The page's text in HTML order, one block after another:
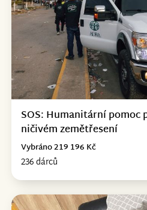
SOS: Humanitární pomoc
ničivém zemětřesení
236 dárců
Vybráno 219 196 Kč